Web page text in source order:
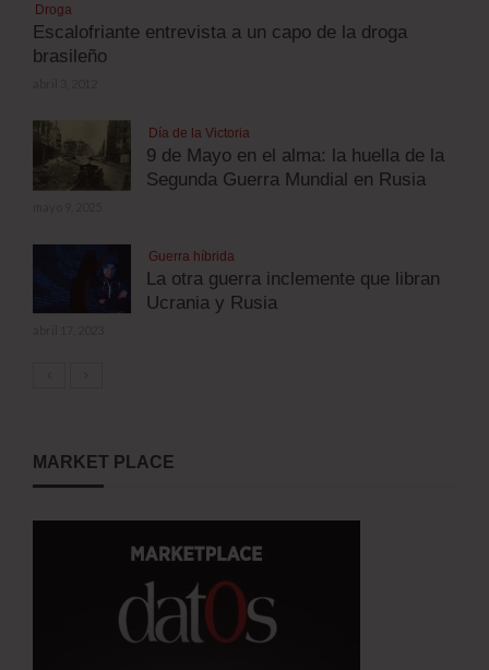
Droga
Escalofriante entrevista a un capo de la droga
brasileño
Día de la Victoria
9 de Mayo en el alma: la huella de la
Segunda Guerra Mundial en Rusia
Guerra híbrida
La otra guerra inclemente que libran
Ucrania y Rusia
MARKET PLACE